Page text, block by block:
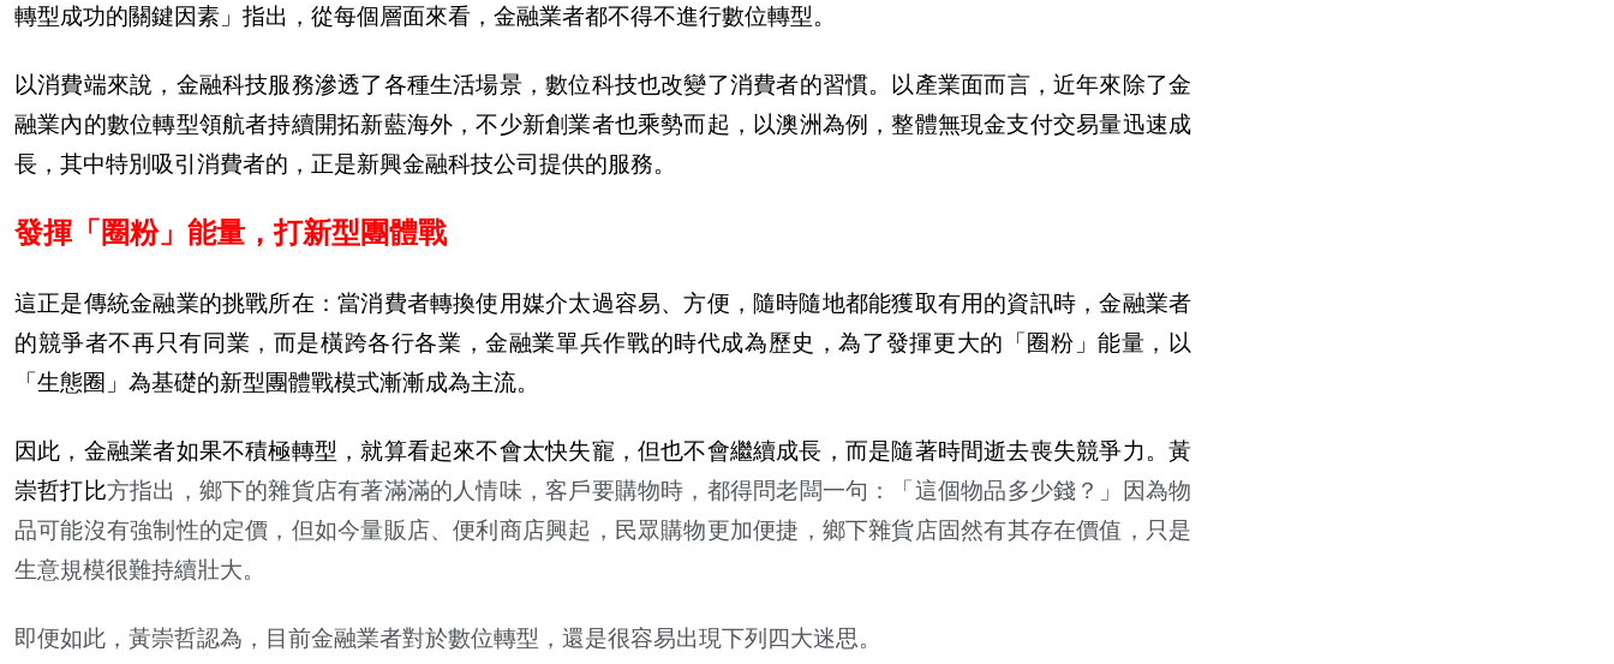
轉型成功的關鍵因素」指出，從每個層面來看，金融業者都不得不進行數位轉型。
以消費端來說 ，金融科技服務滲透了各種生活場景，數位科技也改變了消費者的習慣。以 產業面而言，近年來除了金
融業內的數位轉型領航者持續開拓新藍海外，不少新創業者也乘勢而起，以澳洲為例，整體無現金支付交易量迅速成
長，其中特別吸引消費者的，正是新興金融科技公司提供的服務。
發揮「圈粉」能量，打新型團體戰
這正是傳統金融業的挑戰所在：當消費者轉換使用媒介太過容易、方便，隨時隨地都能獲取有用的資訊時，金融業者
的競爭者不再只有同業，而是橫跨各行各業，金融業單兵作戰的時代成為歷史，為了發揮更大的「圈粉」能量，以
「生態圈」為基礎的新型團體戰模式漸漸成為主流。
因此，金融業者如果不積極轉型，就算看起來不會太快失寵，但也不會繼續成長，而是隨著時間逝去喪失競爭力。 黃
崇哲打比方指出， 鄉下的雜貨店有著滿滿的人情味，客戶要購物時，都得問老闆一句：「這個物品多少錢？」因為物
品可能沒有強制性的定價，但如今量販店、便利商店興起，民眾購物更加便捷， 鄉下雜貨店固然有其存在價值 ，只是
生意規模很難持續壯大。
即便如此， 黃崇哲認為，目前金融業者對於數位轉型，還是很容易出現下列四大迷思。